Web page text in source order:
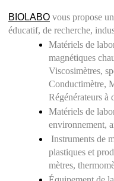
BIOLABO vous propose
éducatif, de recherche,
Matériels de
magnétiques
Viscosimètres,
Conductimètre,
Régénérateurs
Matériels de
environnement,
Instruments de
plastiques et
mètres,